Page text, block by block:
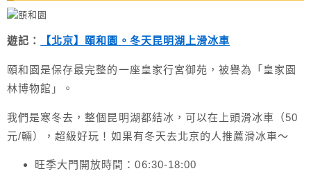
遊記： 【北京】頤和園。冬天昆明湖上滑冰車
頤和園是保存最完整的一座皇家行宮御苑，被譽為「皇家園
林博物館」。
我們是寒冬去，整個昆明湖都結冰，可以在上頭滑冰車（50
元/輛），超級好玩！如果有冬天去北京的人推薦滑冰車～
旺季大門開放時間：06:30-18:00